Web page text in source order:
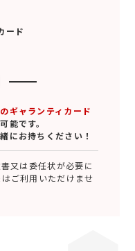
ード
ギャランティカード
能です。
にお持ちください！
又は委任状が必要に
ご利用いただけませ